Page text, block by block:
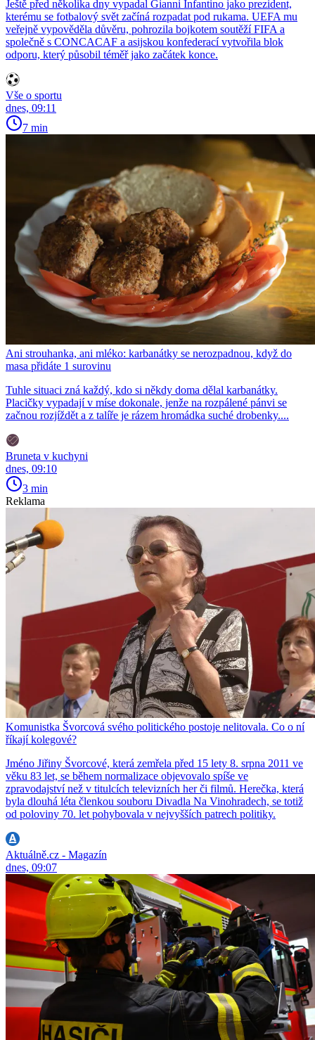
Ještě před několika dny vypadal Gianni Infantino jako prezident,
kterému se fotbalový svět začíná rozpadat pod rukama. UEFA mu
veřejně vypověděla důvěru, pohrozila bojkotem soutěží FIFA a
společně s CONCACAF a asijskou konfederací vytvořila blok
odporu, který působil téměř jako začátek konce.
Vše o sportu
dnes, 09:11
7 min
Ani strouhanka, ani mléko: karbanátky se nerozpadnou, když do
masa přidáte 1 surovinu
Tuhle situaci zná každý, kdo si někdy doma dělal karbanátky.
Placičky vypadají v míse dokonale, jenže na rozpálené pánvi se
začnou rozjíždět a z talíře je rázem hromádka suché drobenky....
Bruneta v kuchyni
dnes, 09:10
3 min
Reklama
Komunistka Švorcová svého politického postoje nelitovala. Co o ní
říkají kolegové?
Jméno Jiřiny Švorcové, která zemřela před 15 lety 8. srpna 2011 ve
věku 83 let, se během normalizace objevovalo spíše ve
zpravodajství než v titulcích televizních her či filmů. Herečka, která
byla dlouhá léta členkou souboru Divadla Na Vinohradech, se totiž
od poloviny 70. let pohybovala v nejvyšších patrech politiky.
Aktuálně.cz - Magazín
dnes, 09:07